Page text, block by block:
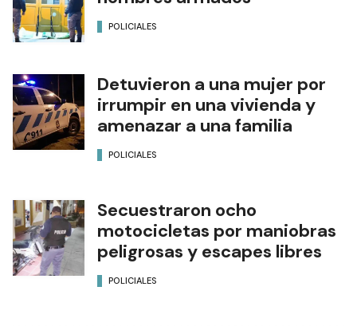
POLICIALES
Detuvieron a una mujer por
irrumpir en una vivienda y
amenazar a una familia
POLICIALES
Secuestraron ocho
motocicletas por maniobras
peligrosas y escapes libres
POLICIALES